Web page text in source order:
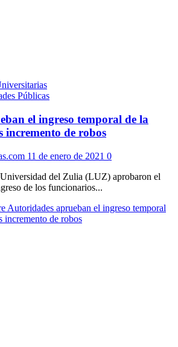
Públicas
el ingreso temporal de la
de robos
11 de enero de 2021 0
del Zulia (LUZ) aprobaron el
de los funcionarios...
Autoridades aprueban el ingreso temporal
de robos